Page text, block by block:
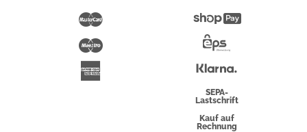
Maestro
PayShopify
Überweisung
SEPA-
Lastschrift
Kauf auf
Rechnung